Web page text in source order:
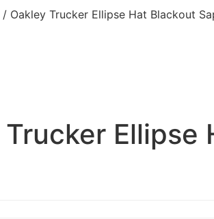
/ Oakley Trucker Ellipse Hat Blackout
Ellipse